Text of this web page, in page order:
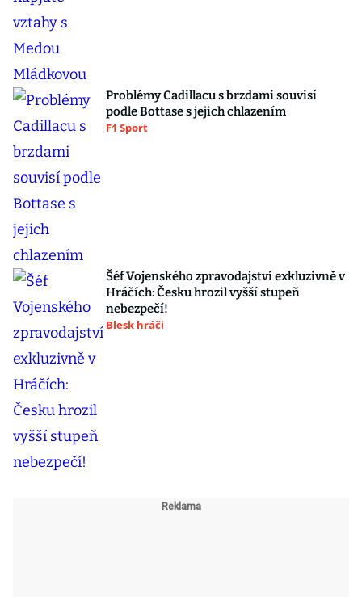
Problémy Cadillacu s brzdami souvisí
podle Bottase s jejich chlazením
F1 Sport
Šéf Vojenského zpravodajství exkluzivně v
Hráčích: Česku hrozil vyšší stupeň
nebezpečí!
Blesk hráči